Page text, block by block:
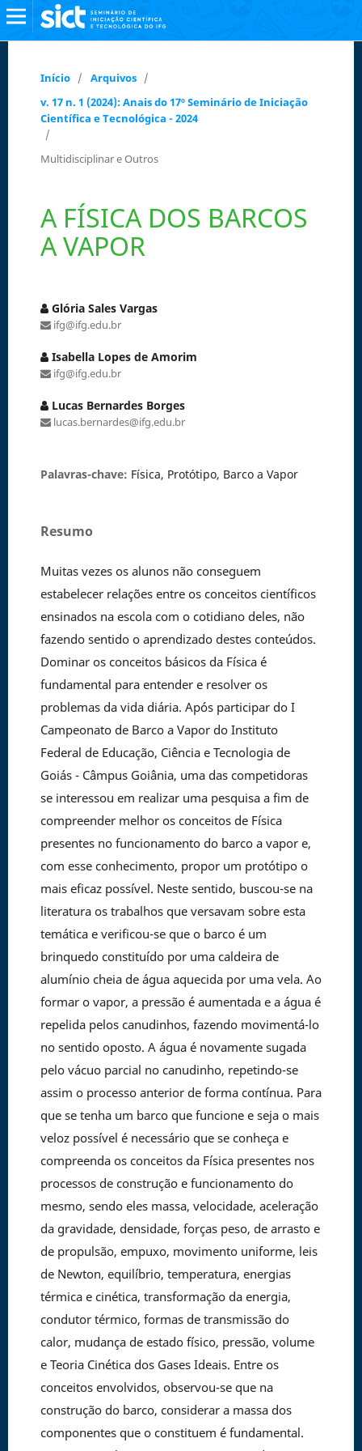
Início / Arquivos /
v. 17 n. 1 (2024): Anais do 17º Seminário de Iniciação
Científica e Tecnológica - 2024
/
Multidisciplinar e Outros
A FÍSICA DOS BARCOS
A VAPOR
Glória Sales Vargas
ifg@ifg.edu.br
Isabella Lopes de Amorim
ifg@ifg.edu.br
Lucas Bernardes Borges
lucas.bernardes@ifg.edu.br
Palavras-chave: Física, Protótipo, Barco a Vapor
Resumo
Muitas vezes os alunos não conseguem
estabelecer relações entre os conceitos científicos
ensinados na escola com o cotidiano deles, não
fazendo sentido o aprendizado destes conteúdos.
Dominar os conceitos básicos da Física é
fundamental para entender e resolver os
problemas da vida diária. Após participar do I
Campeonato de Barco a Vapor do Instituto
Federal de Educação, Ciência e Tecnologia de
Goiás - Câmpus Goiânia, uma das competidoras
se interessou em realizar uma pesquisa a fim de
compreender melhor os conceitos de Física
presentes no funcionamento do barco a vapor e,
com esse conhecimento, propor um protótipo o
mais eficaz possível. Neste sentido, buscou-se na
literatura os trabalhos que versavam sobre esta
temática e verificou-se que o barco é um
brinquedo constituído por uma caldeira de
alumínio cheia de água aquecida por uma vela. Ao
formar o vapor, a pressão é aumentada e a água é
repelida pelos canudinhos, fazendo movimentá-lo
no sentido oposto. A água é novamente sugada
pelo vácuo parcial no canudinho, repetindo-se
assim o processo anterior de forma contínua. Para
que se tenha um barco que funcione e seja o mais
veloz possível é necessário que se conheça e
compreenda os conceitos da Física presentes nos
processos de construção e funcionamento do
mesmo, sendo eles massa, velocidade, aceleração
da gravidade, densidade, forças peso, de arrasto e
de propulsão, empuxo, movimento uniforme, leis
de Newton, equilíbrio, temperatura, energias
térmica e cinética, transformação da energia,
condutor térmico, formas de transmissão do
calor, mudança de estado físico, pressão, volume
e Teoria Cinética dos Gases Ideais. Entre os
conceitos envolvidos, observou-se que na
construção do barco, considerar a massa dos
componentes que o constituem é fundamental.